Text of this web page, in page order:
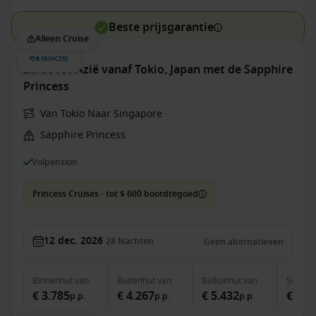
Beste prijsgarantie
Alleen Cruise
Zuidoost-Azië vanaf Tokio, Japan met de Sapphire
Princess
Van Tokio Naar Singapore
Sapphire Princess
Volpension
Princess Cruises - tot $ 600 boordtegoed
12 dec. 2026 28 Nachten Geen alternatieven
Binnenhutvan
€ 3.785p.p.
Buitenhutvan
€ 4.267p.p.
Balkonhutvan
€ 5.432p.p.
Suite
€